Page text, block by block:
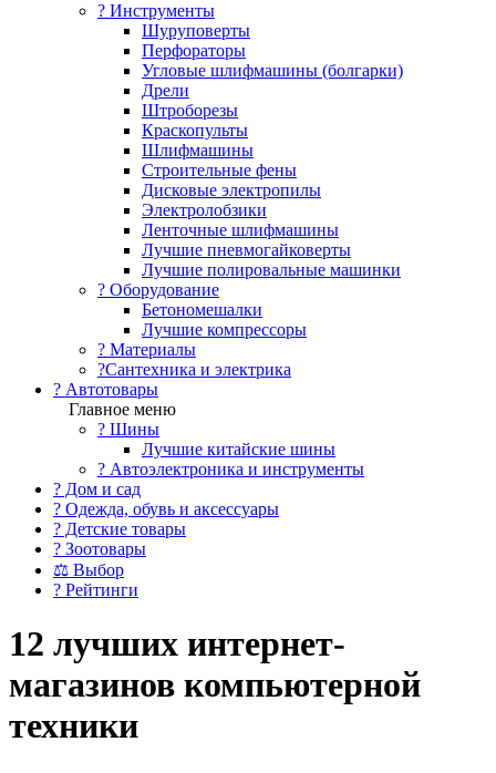
?️ Инструменты
Шуруповерты
Перфораторы
Угловые шлифмашины (болгарки)
Дрели
Штроборезы
Краскопульты
Шлифмашины
Строительные фены
Дисковые электропилы
Электролобзики
Ленточные шлифмашины
Лучшие пневмогайковерты
Лучшие полировальные машинки
?️ Оборудование
Бетономешалки
Лучшие компрессоры
? Материалы
?Сантехника и электрика
? Автотовары
Главное меню
? Шины
Лучшие китайские шины
? Автоэлектроника и инструменты
? Дом и сад
? Одежда, обувь и аксессуары
? Детские товары
? Зоотовары
⚖ Выбор
? Рейтинги
12 лучших интернет-
магазинов компьютерной
техники